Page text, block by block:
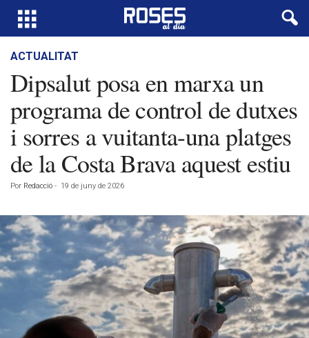
ACTUALITAT
Dipsalut posa en marxa un
programa de control de dutxes
i sorres a vuitanta-una platges
de la Costa Brava aquest estiu
Por Redacció - 19 de juny de 2026